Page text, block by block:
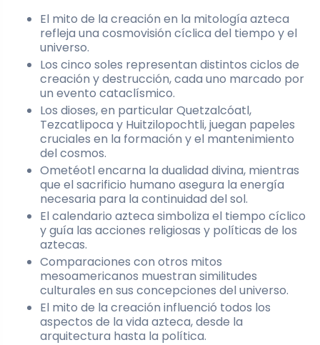
El mito de la creación en la mitología azteca
refleja una cosmovisión cíclica del tiempo y el
universo.
Los cinco soles representan distintos ciclos de
creación y destrucción, cada uno marcado por
un evento cataclísmico.
Los dioses, en particular Quetzalcóatl,
Tezcatlipoca y Huitzilopochtli, juegan papeles
cruciales en la formación y el mantenimiento
del cosmos.
Ometéotl encarna la dualidad divina, mientras
que el sacrificio humano asegura la energía
necesaria para la continuidad del sol.
El calendario azteca simboliza el tiempo cíclico
y guía las acciones religiosas y políticas de los
aztecas.
Comparaciones con otros mitos
mesoamericanos muestran similitudes
culturales en sus concepciones del universo.
El mito de la creación influenció todos los
aspectos de la vida azteca, desde la
arquitectura hasta la política.